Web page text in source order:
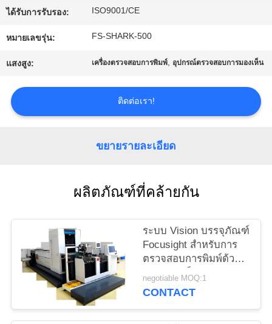
คุณภาพ
ติดต่อ
เรา
ราคา
แผนผัง
ได้รับการรับรอง: ISO9001/CE
หมายเลขรุ่น: FS-SHARK-500
แสงสูง: เครื่องตรวจสอบการพิมพ์, อุปกรณ์ตรวจสอบการมองเห็น
ติดต่อเรา!
ขยายรายละเอียด
ผลิตภัณฑ์ที่คล้ายกัน
ระบบ Vision บรรจุภัณฑ์
Focusight สำหรับการ
ตรวจสอบการพิมพ์ด้วย
กระดาษแข็ง
negotiable MOQ:1
CONTACT